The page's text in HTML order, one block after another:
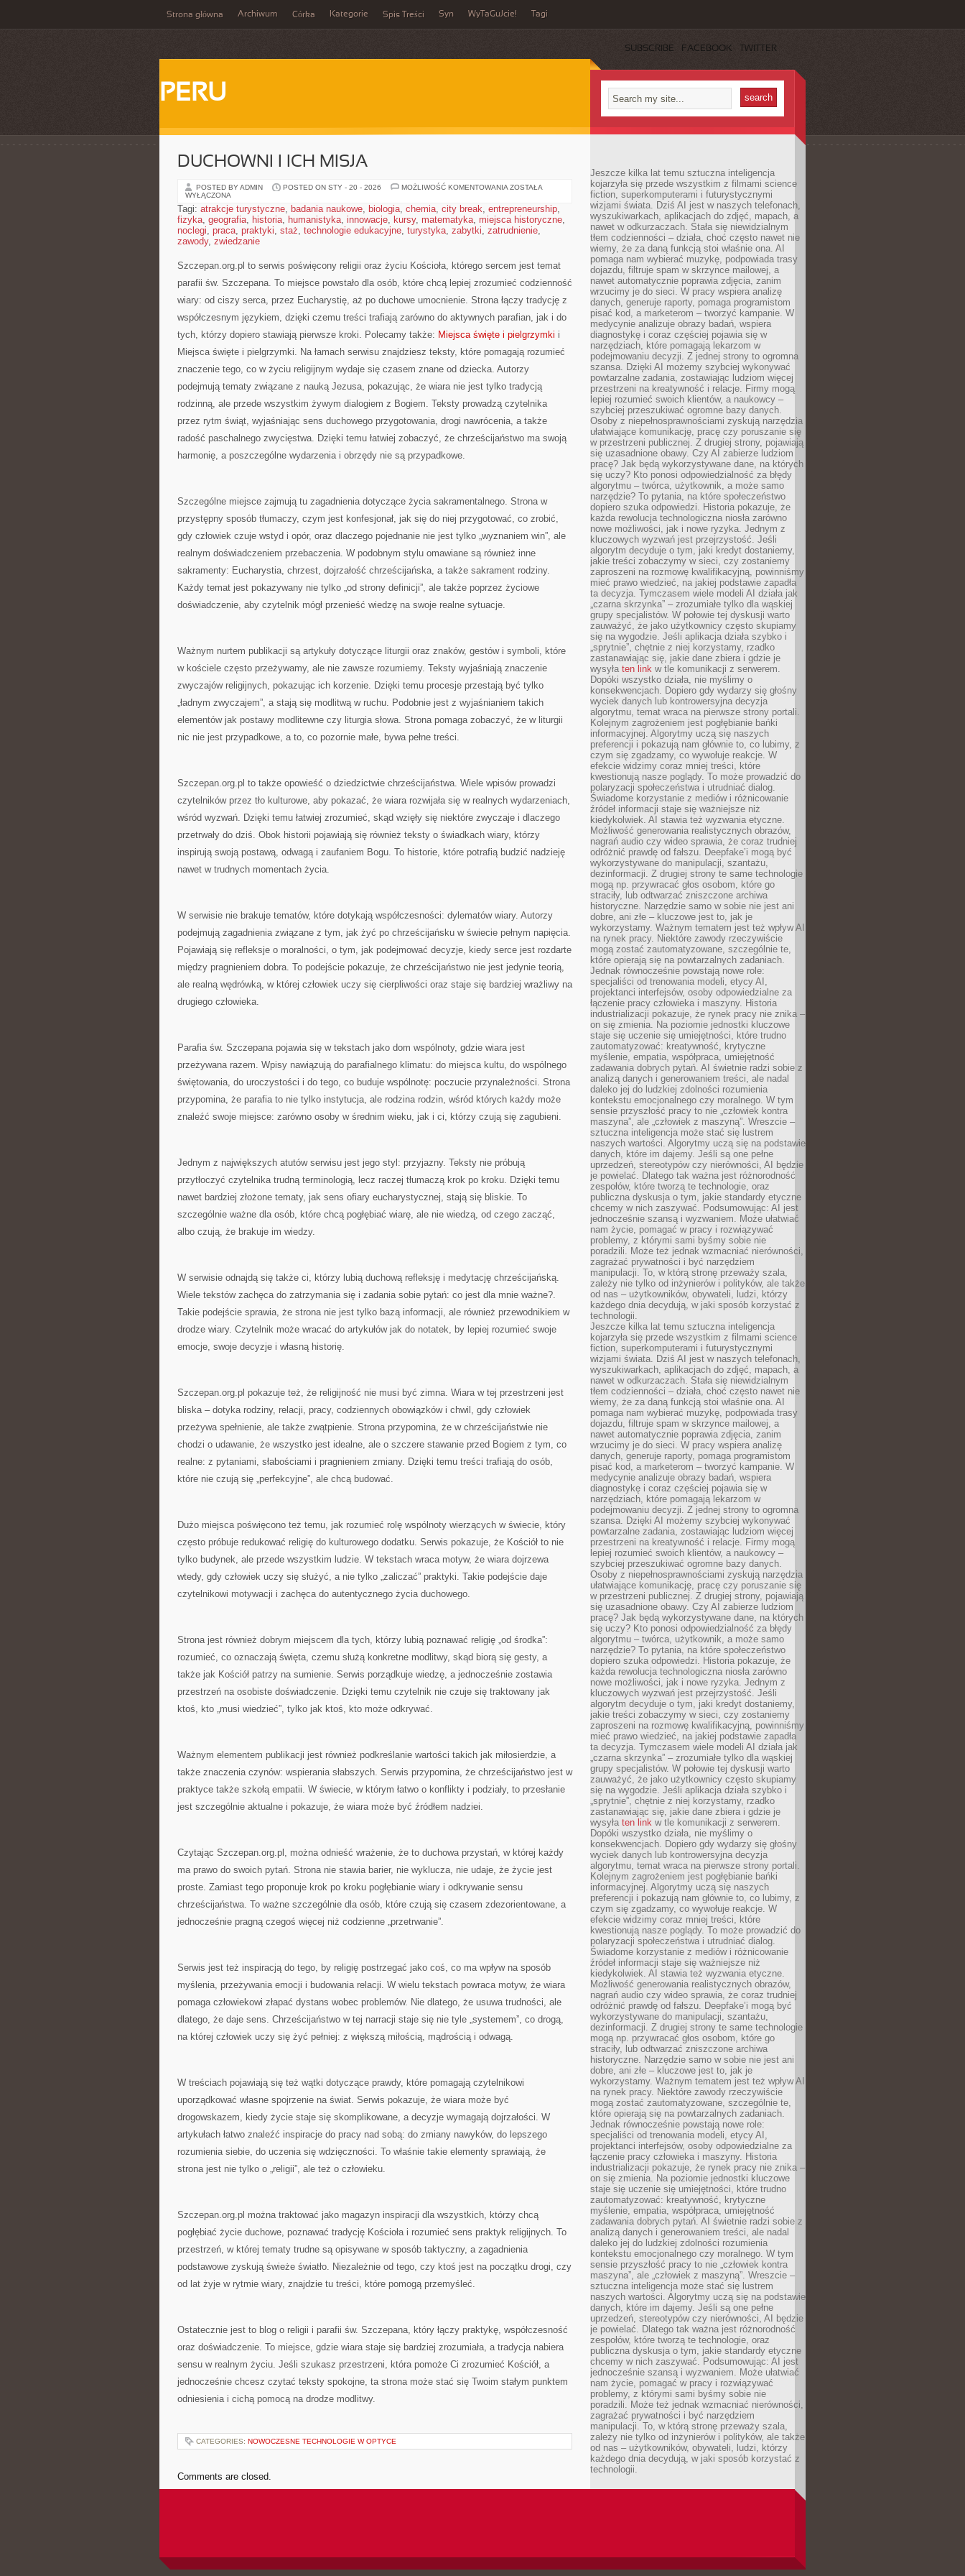
Strona główna Archiwum Córka Kategorie Spis Treści Syn WyTaGuJcie! Tagi
SUBSCRIBE FACEBOOK TWITTER
PERU
DUCHOWNI I ICH MISJA
POSTED BY ADMIN POSTED ON STY - 20 - 2026 MOŻLIWOŚĆ KOMENTOWANIA DUCHOWNI
MISJA
ZOSTAŁA
WYŁĄCZONA
Tagi: atrakcje turystyczne, badania naukowe, biologia, chemia, city break, entrepreneurship,
fizyka, geografia, historia, humanistyka, innowacje, kursy, matematyka, miejsca historyczne,
noclegi, praca, praktyki, staż, technologie edukacyjne, turystyka, zabytki, zatrudnienie,
zawody, zwiedzanie
Szczepan.org.pl to serwis poświęcony religii oraz życiu Kościoła, którego sercem jest temat
parafii św. Szczepana. To miejsce powstało dla osób, które chcą lepiej zrozumieć codzienność
wiary: od ciszy serca, przez Eucharystię, aż po duchowe umocnienie. Strona łączy tradycję z
współczesnym językiem, dzięki czemu treści trafiają zarówno do aktywnych parafian, jak i do
tych, którzy dopiero stawiają pierwsze kroki. Polecamy także: Miejsca święte i pielgrzymki i
Miejsca święte i pielgrzymki. Na łamach serwisu znajdziesz teksty, które pomagają rozumieć
znaczenie tego, co w życiu religijnym wydaje się czasem znane od dziecka. Autorzy
podejmują tematy związane z nauką Jezusa, pokazując, że wiara nie jest tylko tradycją
rodzinną, ale przede wszystkim żywym dialogiem z Bogiem. Teksty prowadzą czytelnika
przez rytm świąt, wyjaśniając sens duchowego przygotowania, drogi nawrócenia, a także
radość paschalnego zwycięstwa. Dzięki temu łatwiej zobaczyć, że chrześcijaństwo ma swoją
harmonię, a poszczególne wydarzenia i obrzędy nie są przypadkowe.
Szczególne miejsce zajmują tu zagadnienia dotyczące życia sakramentalnego. Strona w
przystępny sposób tłumaczy, czym jest konfesjonał, jak się do niej przygotować, co zrobić,
gdy człowiek czuje wstyd i opór, oraz dlaczego pojednanie nie jest tylko „wyznaniem win”, ale
realnym doświadczeniem przebaczenia. W podobnym stylu omawiane są również inne
sakramenty: Eucharystia, chrzest, dojrzałość chrześcijańska, a także sakrament rodziny.
Każdy temat jest pokazywany nie tylko „od strony definicji”, ale także poprzez życiowe
doświadczenie, aby czytelnik mógł przenieść wiedzę na swoje realne sytuacje.
Ważnym nurtem publikacji są artykuły dotyczące liturgii oraz znaków, gestów i symboli, które
w kościele często przeżywamy, ale nie zawsze rozumiemy. Teksty wyjaśniają znaczenie
zwyczajów religijnych, pokazując ich korzenie. Dzięki temu procesje przestają być tylko
„ładnym zwyczajem”, a stają się modlitwą w ruchu. Podobnie jest z wyjaśnianiem takich
elementów jak postawy modlitewne czy liturgia słowa. Strona pomaga zobaczyć, że w liturgii
nic nie jest przypadkowe, a to, co pozornie małe, bywa pełne treści.
Szczepan.org.pl to także opowieść o dziedzictwie chrześcijaństwa. Wiele wpisów prowadzi
czytelników przez tło kulturowe, aby pokazać, że wiara rozwijała się w realnych wydarzeniach,
wśród wyzwań. Dzięki temu łatwiej zrozumieć, skąd wzięły się niektóre zwyczaje i dlaczego
przetrwały do dziś. Obok historii pojawiają się również teksty o świadkach wiary, którzy
inspirują swoją postawą, odwagą i zaufaniem Bogu. To historie, które potrafią budzić nadzieję
nawet w trudnych momentach życia.
W serwisie nie brakuje tematów, które dotykają współczesności: dylematów wiary. Autorzy
podejmują zagadnienia związane z tym, jak żyć po chrześcijańsku w świecie pełnym napięcia.
Pojawiają się refleksje o moralności, o tym, jak podejmować decyzje, kiedy serce jest rozdarte
między pragnieniem dobra. To podejście pokazuje, że chrześcijaństwo nie jest jedynie teorią,
ale realną wędrówką, w której człowiek uczy się cierpliwości oraz staje się bardziej wrażliwy na
drugiego człowieka.
Parafia św. Szczepana pojawia się w tekstach jako dom wspólnoty, gdzie wiara jest
przeżywana razem. Wpisy nawiązują do parafialnego klimatu: do miejsca kultu, do wspólnego
świętowania, do uroczystości i do tego, co buduje wspólnotę: poczucie przynależności. Strona
przypomina, że parafia to nie tylko instytucja, ale rodzina rodzin, wśród których każdy może
znaleźć swoje miejsce: zarówno osoby w średnim wieku, jak i ci, którzy czują się zagubieni.
Jednym z największych atutów serwisu jest jego styl: przyjazny. Teksty nie próbują
przytłoczyć czytelnika trudną terminologią, lecz raczej tłumaczą krok po kroku. Dzięki temu
nawet bardziej złożone tematy, jak sens ofiary eucharystycznej, stają się bliskie. To
szczególnie ważne dla osób, które chcą pogłębiać wiarę, ale nie wiedzą, od czego zacząć,
albo czują, że brakuje im wiedzy.
W serwisie odnajdą się także ci, którzy lubią duchową refleksję i medytację chrześcijańską.
Wiele tekstów zachęca do zatrzymania się i zadania sobie pytań: co jest dla mnie ważne?.
Takie podejście sprawia, że strona nie jest tylko bazą informacji, ale również przewodnikiem w
drodze wiary. Czytelnik może wracać do artykułów jak do notatek, by lepiej rozumieć swoje
emocje, swoje decyzje i własną historię.
Szczepan.org.pl pokazuje też, że religijność nie musi być zimna. Wiara w tej przestrzeni jest
bliska – dotyka rodziny, relacji, pracy, codziennych obowiązków i chwil, gdy człowiek
przeżywa spełnienie, ale także zwątpienie. Strona przypomina, że w chrześcijaństwie nie
chodzi o udawanie, że wszystko jest idealne, ale o szczere stawanie przed Bogiem z tym, co
realne: z pytaniami, słabościami i pragnieniem zmiany. Dzięki temu treści trafiają do osób,
które nie czują się „perfekcyjne”, ale chcą budować.
Dużo miejsca poświęcono też temu, jak rozumieć rolę wspólnoty wierzących w świecie, który
często próbuje redukować religię do kulturowego dodatku. Serwis pokazuje, że Kościół to nie
tylko budynek, ale przede wszystkim ludzie. W tekstach wraca motyw, że wiara dojrzewa
wtedy, gdy człowiek uczy się służyć, a nie tylko „zaliczać” praktyki. Takie podejście daje
czytelnikowi motywacji i zachęca do autentycznego życia duchowego.
Strona jest również dobrym miejscem dla tych, którzy lubią poznawać religię „od środka”:
rozumieć, co oznaczają święta, czemu służą konkretne modlitwy, skąd biorą się gesty, a
także jak Kościół patrzy na sumienie. Serwis porządkuje wiedzę, a jednocześnie zostawia
przestrzeń na osobiste doświadczenie. Dzięki temu czytelnik nie czuje się traktowany jak
ktoś, kto „musi wiedzieć”, tylko jak ktoś, kto może odkrywać.
Ważnym elementem publikacji jest również podkreślanie wartości takich jak miłosierdzie, a
także znaczenia czynów: wspierania słabszych. Serwis przypomina, że chrześcijaństwo jest w
praktyce także szkołą empatii. W świecie, w którym łatwo o konflikty i podziały, to przesłanie
jest szczególnie aktualne i pokazuje, że wiara może być źródłem nadziei.
Czytając Szczepan.org.pl, można odnieść wrażenie, że to duchowa przystań, w której każdy
ma prawo do swoich pytań. Strona nie stawia barier, nie wyklucza, nie udaje, że życie jest
proste. Zamiast tego proponuje krok po kroku pogłębianie wiary i odkrywanie sensu
chrześcijaństwa. To ważne szczególnie dla osób, które czują się czasem zdezorientowane, a
jednocześnie pragną czegoś więcej niż codzienne „przetrwanie”.
Serwis jest też inspiracją do tego, by religię postrzegać jako coś, co ma wpływ na sposób
myślenia, przeżywania emocji i budowania relacji. W wielu tekstach powraca motyw, że wiara
pomaga człowiekowi złapać dystans wobec problemów. Nie dlatego, że usuwa trudności, ale
dlatego, że daje sens. Chrześcijaństwo w tej narracji staje się nie tyle „systemem”, co drogą,
na której człowiek uczy się żyć pełniej: z większą miłością, mądrością i odwagą.
W treściach pojawiają się też wątki dotyczące prawdy, które pomagają czytelnikowi
uporządkować własne spojrzenie na świat. Serwis pokazuje, że wiara może być
drogowskazem, kiedy życie staje się skomplikowane, a decyzje wymagają dojrzałości. W
artykułach łatwo znaleźć inspiracje do pracy nad sobą: do zmiany nawyków, do lepszego
rozumienia siebie, do uczenia się wdzięczności. To właśnie takie elementy sprawiają, że
strona jest nie tylko o „religii”, ale też o człowieku.
Szczepan.org.pl można traktować jako magazyn inspiracji dla wszystkich, którzy chcą
pogłębiać życie duchowe, poznawać tradycję Kościoła i rozumieć sens praktyk religijnych. To
przestrzeń, w której tematy trudne są opisywane w sposób taktyczny, a zagadnienia
podstawowe zyskują świeże światło. Niezależnie od tego, czy ktoś jest na początku drogi, czy
od lat żyje w rytmie wiary, znajdzie tu treści, które pomogą przemyśleć.
Ostatecznie jest to blog o religii i parafii św. Szczepana, który łączy praktykę, współczesność
oraz doświadczenie. To miejsce, gdzie wiara staje się bardziej zrozumiała, a tradycja nabiera
sensu w realnym życiu. Jeśli szukasz przestrzeni, która pomoże Ci zrozumieć Kościół, a
jednocześnie chcesz czytać teksty spokojne, ta strona może stać się Twoim stałym punktem
odniesienia i cichą pomocą na drodze modlitwy.
CATEGORIES: NOWOCZESNE TECHNOLOGIE W OPTYCE
Comments are closed.
Jeszcze kilka lat temu sztuczna inteligencja
kojarzyła się przede wszystkim z filmami science
fiction, superkomputerami i futurystycznymi
wizjami świata. Dziś AI jest w naszych telefonach,
wyszukiwarkach, aplikacjach do zdjęć, mapach, a
nawet w odkurzaczach. Stała się niewidzialnym
tłem codzienności – działa, choć często nawet nie
wiemy, że za daną funkcją stoi właśnie ona. AI
pomaga nam wybierać muzykę, podpowiada trasy
dojazdu, filtruje spam w skrzynce mailowej, a
nawet automatycznie poprawia zdjęcia, zanim
wrzucimy je do sieci. W pracy wspiera analizę
danych, generuje raporty, pomaga programistom
pisać kod, a marketerom – tworzyć kampanie. W
medycynie analizuje obrazy badań, wspiera
diagnostykę i coraz częściej pojawia się w
narzędziach, które pomagają lekarzom w
podejmowaniu decyzji. Z jednej strony to ogromna
szansa. Dzięki AI możemy szybciej wykonywać
powtarzalne zadania, zostawiając ludziom więcej
przestrzeni na kreatywność i relacje. Firmy mogą
lepiej rozumieć swoich klientów, a naukowcy –
szybciej przeszukiwać ogromne bazy danych.
Osoby z niepełnosprawnościami zyskują narzędzia
ułatwiające komunikację, pracę czy poruszanie się
w przestrzeni publicznej. Z drugiej strony, pojawiają
się uzasadnione obawy. Czy AI zabierze ludziom
pracę? Jak będą wykorzystywane dane, na których
się uczy? Kto ponosi odpowiedzialność za błędy
algorytmu – twórca, użytkownik, a może samo
narzędzie? To pytania, na które społeczeństwo
dopiero szuka odpowiedzi. Historia pokazuje, że
każda rewolucja technologiczna niosła zarówno
nowe możliwości, jak i nowe ryzyka. Jednym z
kluczowych wyzwań jest przejrzystość. Jeśli
algorytm decyduje o tym, jaki kredyt dostaniemy,
jakie treści zobaczymy w sieci, czy zostaniemy
zaproszeni na rozmowę kwalifikacyjną, powinniśmy
mieć prawo wiedzieć, na jakiej podstawie zapadła
ta decyzja. Tymczasem wiele modeli AI działa jak
„czarna skrzynka” – zrozumiałe tylko dla wąskiej
grupy specjalistów. W połowie tej dyskusji warto
zauważyć, że jako użytkownicy często skupiamy
się na wygodzie. Jeśli aplikacja działa szybko i
„sprytnie”, chętnie z niej korzystamy, rzadko
zastanawiając się, jakie dane zbiera i gdzie je
wysyła ten link w tle komunikacji z serwerem.
Dopóki wszystko działa, nie myślimy o
konsekwencjach. Dopiero gdy wydarzy się głośny
wyciek danych lub kontrowersyjna decyzja
algorytmu, temat wraca na pierwsze strony portali.
Kolejnym zagrożeniem jest pogłębianie bańki
informacyjnej. Algorytmy uczą się naszych
preferencji i pokazują nam głównie to, co lubimy, z
czym się zgadzamy, co wywołuje reakcje. W
efekcie widzimy coraz mniej treści, które
kwestionują nasze poglądy. To może prowadzić do
polaryzacji społeczeństwa i utrudniać dialog.
Świadome korzystanie z mediów i różnicowanie
źródeł informacji staje się ważniejsze niż
kiedykolwiek. AI stawia też wyzwania etyczne.
Możliwość generowania realistycznych obrazów,
nagrań audio czy wideo sprawia, że coraz trudniej
odróżnić prawdę od fałszu. Deepfake’i mogą być
wykorzystywane do manipulacji, szantażu,
dezinformacji. Z drugiej strony te same technologie
mogą np. przywracać głos osobom, które go
straciły, lub odtwarzać zniszczone archiwa
historyczne. Narzędzie samo w sobie nie jest ani
dobre, ani złe – kluczowe jest to, jak je
wykorzystamy. Ważnym tematem jest też wpływ AI
na rynek pracy. Niektóre zawody rzeczywiście
mogą zostać zautomatyzowane, szczególnie te,
które opierają się na powtarzalnych zadaniach.
Jednak równocześnie powstają nowe role:
specjaliści od trenowania modeli, etycy AI,
projektanci interfejsów, osoby odpowiedzialne za
łączenie pracy człowieka i maszyny. Historia
industrializacji pokazuje, że rynek pracy nie znika –
on się zmienia. Na poziomie jednostki kluczowe
staje się uczenie się umiejętności, które trudno
zautomatyzować: kreatywność, krytyczne
myślenie, empatia, współpraca, umiejętność
zadawania dobrych pytań. AI świetnie radzi sobie z
analizą danych i generowaniem treści, ale nadal
daleko jej do ludzkiej zdolności rozumienia
kontekstu emocjonalnego czy moralnego. W tym
sensie przyszłość pracy to nie „człowiek kontra
maszyna”, ale „człowiek z maszyną”. Wreszcie –
sztuczna inteligencja może stać się lustrem
naszych wartości. Algorytmy uczą się na podstawie
danych, które im dajemy. Jeśli są one pełne
uprzedzeń, stereotypów czy nierówności, AI będzie
je powielać. Dlatego tak ważna jest różnorodność
zespołów, które tworzą te technologie, oraz
publiczna dyskusja o tym, jakie standardy etyczne
chcemy w nich zaszywać. Podsumowując: AI jest
jednocześnie szansą i wyzwaniem. Może ułatwiać
nam życie, pomagać w pracy i rozwiązywać
problemy, z którymi sami byśmy sobie nie
poradzili. Może też jednak wzmacniać nierówności,
zagrażać prywatności i być narzędziem
manipulacji. To, w którą stronę przeważy szala,
zależy nie tylko od inżynierów i polityków, ale także
od nas – użytkowników, obywateli, ludzi, którzy
każdego dnia decydują, w jaki sposób korzystać z
technologii.
Jeszcze kilka lat temu sztuczna inteligencja
kojarzyła się przede wszystkim z filmami science
fiction, superkomputerami i futurystycznymi
wizjami świata. Dziś AI jest w naszych telefonach,
wyszukiwarkach, aplikacjach do zdjęć, mapach, a
nawet w odkurzaczach. Stała się niewidzialnym
tłem codzienności – działa, choć często nawet nie
wiemy, że za daną funkcją stoi właśnie ona. AI
pomaga nam wybierać muzykę, podpowiada trasy
dojazdu, filtruje spam w skrzynce mailowej, a
nawet automatycznie poprawia zdjęcia, zanim
wrzucimy je do sieci. W pracy wspiera analizę
danych, generuje raporty, pomaga programistom
pisać kod, a marketerom – tworzyć kampanie. W
medycynie analizuje obrazy badań, wspiera
diagnostykę i coraz częściej pojawia się w
narzędziach, które pomagają lekarzom w
podejmowaniu decyzji. Z jednej strony to ogromna
szansa. Dzięki AI możemy szybciej wykonywać
powtarzalne zadania, zostawiając ludziom więcej
przestrzeni na kreatywność i relacje. Firmy mogą
lepiej rozumieć swoich klientów, a naukowcy –
szybciej przeszukiwać ogromne bazy danych.
Osoby z niepełnosprawnościami zyskują narzędzia
ułatwiające komunikację, pracę czy poruszanie się
w przestrzeni publicznej. Z drugiej strony, pojawiają
się uzasadnione obawy. Czy AI zabierze ludziom
pracę? Jak będą wykorzystywane dane, na których
się uczy? Kto ponosi odpowiedzialność za błędy
algorytmu – twórca, użytkownik, a może samo
narzędzie? To pytania, na które społeczeństwo
dopiero szuka odpowiedzi. Historia pokazuje, że
każda rewolucja technologiczna niosła zarówno
nowe możliwości, jak i nowe ryzyka. Jednym z
kluczowych wyzwań jest przejrzystość. Jeśli
algorytm decyduje o tym, jaki kredyt dostaniemy,
jakie treści zobaczymy w sieci, czy zostaniemy
zaproszeni na rozmowę kwalifikacyjną, powinniśmy
mieć prawo wiedzieć, na jakiej podstawie zapadła
ta decyzja. Tymczasem wiele modeli AI działa jak
„czarna skrzynka” – zrozumiałe tylko dla wąskiej
grupy specjalistów. W połowie tej dyskusji warto
zauważyć, że jako użytkownicy często skupiamy
się na wygodzie. Jeśli aplikacja działa szybko i
„sprytnie”, chętnie z niej korzystamy, rzadko
zastanawiając się, jakie dane zbiera i gdzie je
wysyła ten link w tle komunikacji z serwerem.
Dopóki wszystko działa, nie myślimy o
konsekwencjach. Dopiero gdy wydarzy się głośny
wyciek danych lub kontrowersyjna decyzja
algorytmu, temat wraca na pierwsze strony portali.
Kolejnym zagrożeniem jest pogłębianie bańki
informacyjnej. Algorytmy uczą się naszych
preferencji i pokazują nam głównie to, co lubimy, z
czym się zgadzamy, co wywołuje reakcje. W
efekcie widzimy coraz mniej treści, które
kwestionują nasze poglądy. To może prowadzić do
polaryzacji społeczeństwa i utrudniać dialog.
Świadome korzystanie z mediów i różnicowanie
źródeł informacji staje się ważniejsze niż
kiedykolwiek. AI stawia też wyzwania etyczne.
Możliwość generowania realistycznych obrazów,
nagrań audio czy wideo sprawia, że coraz trudniej
odróżnić prawdę od fałszu. Deepfake’i mogą być
wykorzystywane do manipulacji, szantażu,
dezinformacji. Z drugiej strony te same technologie
mogą np. przywracać głos osobom, które go
straciły, lub odtwarzać zniszczone archiwa
historyczne. Narzędzie samo w sobie nie jest ani
dobre, ani złe – kluczowe jest to, jak je
wykorzystamy. Ważnym tematem jest też wpływ AI
na rynek pracy. Niektóre zawody rzeczywiście
mogą zostać zautomatyzowane, szczególnie te,
które opierają się na powtarzalnych zadaniach.
Jednak równocześnie powstają nowe role:
specjaliści od trenowania modeli, etycy AI,
projektanci interfejsów, osoby odpowiedzialne za
łączenie pracy człowieka i maszyny. Historia
industrializacji pokazuje, że rynek pracy nie znika –
on się zmienia. Na poziomie jednostki kluczowe
staje się uczenie się umiejętności, które trudno
zautomatyzować: kreatywność, krytyczne
myślenie, empatia, współpraca, umiejętność
zadawania dobrych pytań. AI świetnie radzi sobie z
analizą danych i generowaniem treści, ale nadal
daleko jej do ludzkiej zdolności rozumienia
kontekstu emocjonalnego czy moralnego. W tym
sensie przyszłość pracy to nie „człowiek kontra
maszyna”, ale „człowiek z maszyną”. Wreszcie –
sztuczna inteligencja może stać się lustrem
naszych wartości. Algorytmy uczą się na podstawie
danych, które im dajemy. Jeśli są one pełne
uprzedzeń, stereotypów czy nierówności, AI będzie
je powielać. Dlatego tak ważna jest różnorodność
zespołów, które tworzą te technologie, oraz
publiczna dyskusja o tym, jakie standardy etyczne
chcemy w nich zaszywać. Podsumowując: AI jest
jednocześnie szansą i wyzwaniem. Może ułatwiać
nam życie, pomagać w pracy i rozwiązywać
problemy, z którymi sami byśmy sobie nie
poradzili. Może też jednak wzmacniać nierówności,
zagrażać prywatności i być narzędziem
manipulacji. To, w którą stronę przeważy szala,
zależy nie tylko od inżynierów i polityków, ale także
od nas – użytkowników, obywateli, ludzi, którzy
każdego dnia decydują, w jaki sposób korzystać z
technologii.